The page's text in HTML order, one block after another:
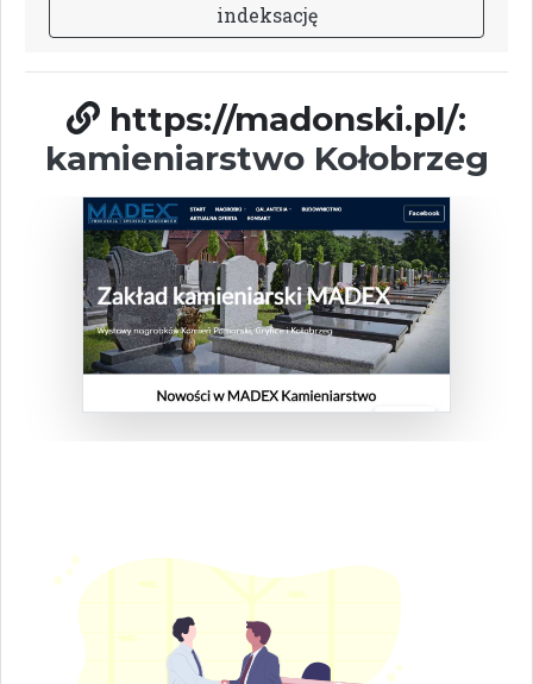
indeksację
https://madonski.pl/:
kamieniarstwo Kołobrzeg